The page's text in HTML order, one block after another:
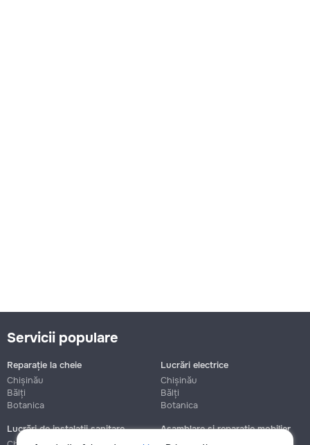
Servicii populare
Reparație la cheie
Chișinău
Bălți
Botanica
Lucrări electrice
Chișinău
Bălți
Botanica
Lucrări de instalații sanitare
Asamblare și reparație mobilier